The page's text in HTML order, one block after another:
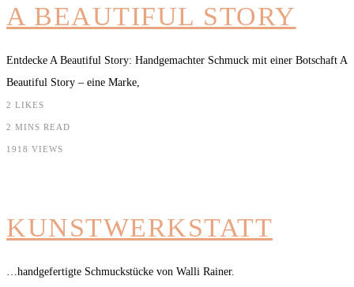
A BEAUTIFUL STORY
Entdecke A Beautiful Story: Handgemachter Schmuck mit einer Botschaft A
Beautiful Story – eine Marke,
2 LIKES
2 MINS READ
1918 VIEWS
KUNSTWERKSTATT
…handgefertigte Schmuckstücke von Walli Rainer.